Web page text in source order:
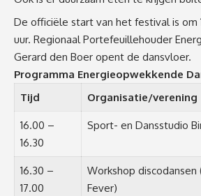
De officiële start van het festival is om
uur. Regionaal Portefeuillehouder
Gerard den Boer opent de dansvloer.
Programma Energieopwekkende
Tijd
Organisatie/verening
16.00 –
16.30
Sport- en Dansstudio
16.30 –
17.00
Workshop discodansen
Fever)